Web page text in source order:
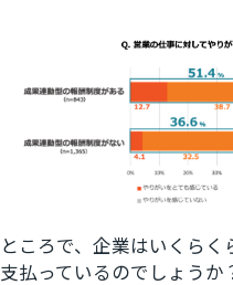
ところで、企業はいくら
支払っているのでしょう